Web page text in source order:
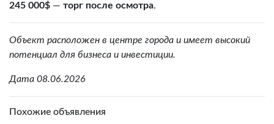
245 000$ — торг после осмотра.
Объект расположен в центре города и имеет высокий
потенциал для бизнеса и инвестиции.
Дата 08.06.2026
Похожие объявления